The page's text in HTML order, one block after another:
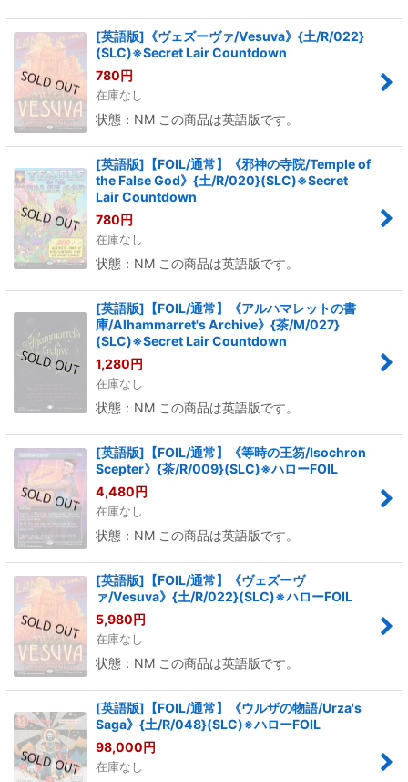
[英語版]《ヴェズーヴァ/Vesuva》{土/R/022}
(SLC)※Secret Lair Countdown
780円
在庫なし
状態：NM この商品は英語版です。
[英語版]【FOIL/通常】《邪神の寺院/Temple of
the False God》{土/R/020}(SLC)※Secret
Lair Countdown
780円
在庫なし
状態：NM この商品は英語版です。
[英語版]【FOIL/通常】《アルハマレットの書
庫/Alhammarret's Archive》{茶/M/027}
(SLC)※Secret Lair Countdown
1,280円
在庫なし
状態：NM この商品は英語版です。
[英語版]【FOIL/通常】《等時の王笏/Isochron
Scepter》{茶/R/009}(SLC)※ハローFOIL
4,480円
在庫なし
状態：NM この商品は英語版です。
[英語版]【FOIL/通常】《ヴェズーヴ
ァ/Vesuva》{土/R/022}(SLC)※ハローFOIL
5,980円
在庫なし
状態：NM この商品は英語版です。
[英語版]【FOIL/通常】《ウルザの物語/Urza's
Saga》{土/R/048}(SLC)※ハローFOIL
98,000円
在庫なし